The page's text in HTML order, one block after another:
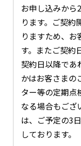
お申し込みから
ります。ご契約
りますため、お
す。またご契約
契約日以降であ
かはお客さまの
ター等の定期点
なる場合もござ
は、ご予定の3
しております。